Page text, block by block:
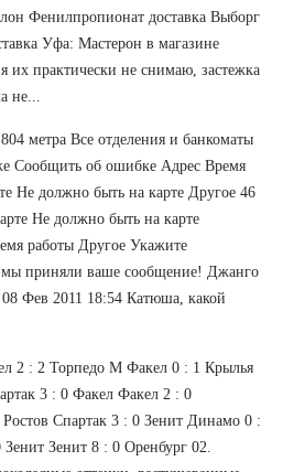
Фенилпропионат доставка Выборг
Уфа: Мастерон в магазине
практически не снимаю, застежка
не...
метра Все отделения и банкоматы
Сообщить об ошибке Адрес Время
Не должно быть на карте Другое 46
Не должно быть на карте
работы Другое Укажите
мы приняли ваше сообщение! Джанго
08 Фев 2011 18:54 Катюша, какой
2 : 2 Торпедо М Факел 0 : 1 Крылья
3 : 0 Факел Факел 2 : 0
Спартак 3 : 0 Зенит Динамо 0 :
Зенит 8 : 0 Оренбург 02.